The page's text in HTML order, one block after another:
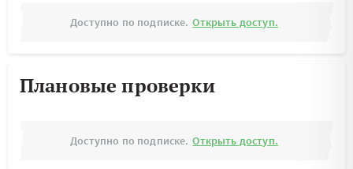
Доступно по подписке. Открыть доступ.
Плановые проверки
Доступно по подписке. Открыть доступ.